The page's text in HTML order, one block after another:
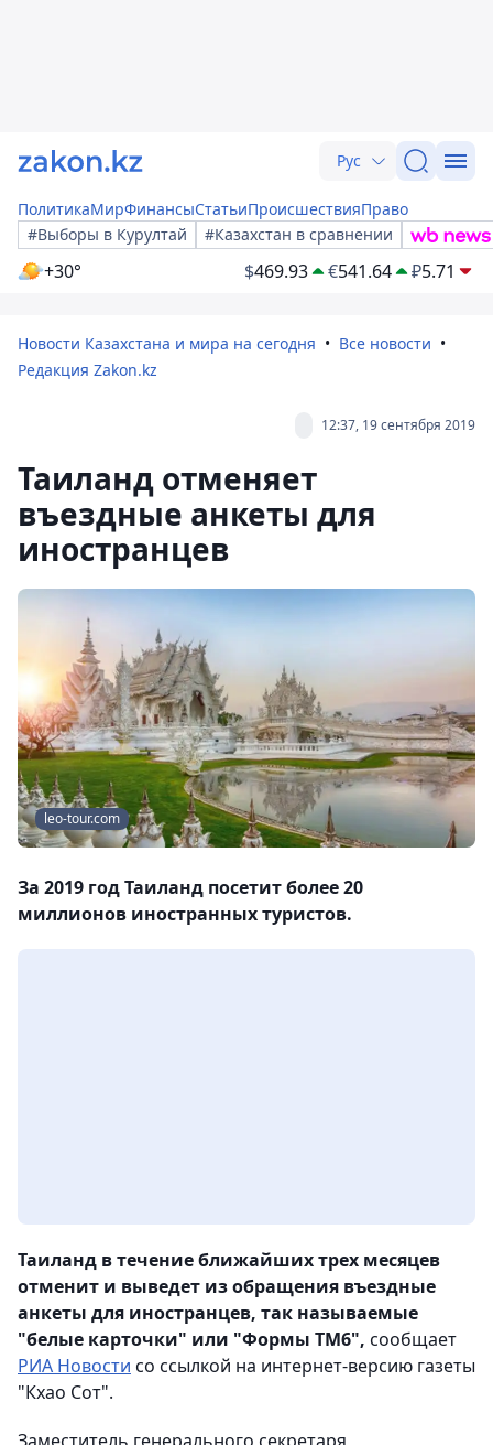
Рус
ПолитикаМирФинансыСтатьиПроисшествияПраво
#Выборы в Курултай
#Казахстан в сравнении
+30° $469.93 €541.64 ₽5.71
Новости Казахстана и мира на сегодня
Все новости
Редакция Zakon.kz
12:37, 19 сентября 2019
Таиланд отменяет
въездные анкеты для
иностранцев
leo-tour.com
За 2019 год Таиланд посетит более 20
миллионов иностранных туристов.
Таиланд в течение ближайших трех месяцев
отменит и выведет из обращения въездные
анкеты для иностранцев, так называемые
"белые карточки" или "Формы ТМ6", сообщает
РИА Новости со ссылкой на интернет-версию газеты
"Кхао Сот".